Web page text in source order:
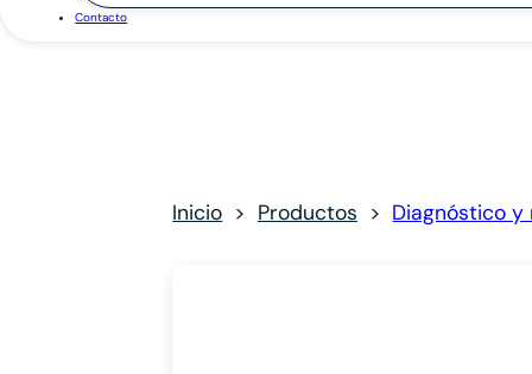
Contacto
Inicio Productos Diagnóstico